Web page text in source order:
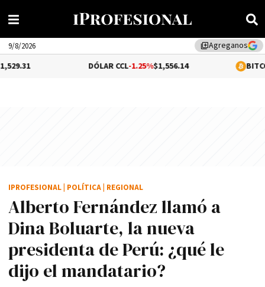
library_addAgreganos
9/8/2026
-1.25%$1,556.14 0.25%
Alberto Fernández llamó a
Dina Boluarte, la nueva
presidenta de Perú: ¿qué le
dijo el mandatario?
IPROFESIONAL POLÍTICA REGIONAL